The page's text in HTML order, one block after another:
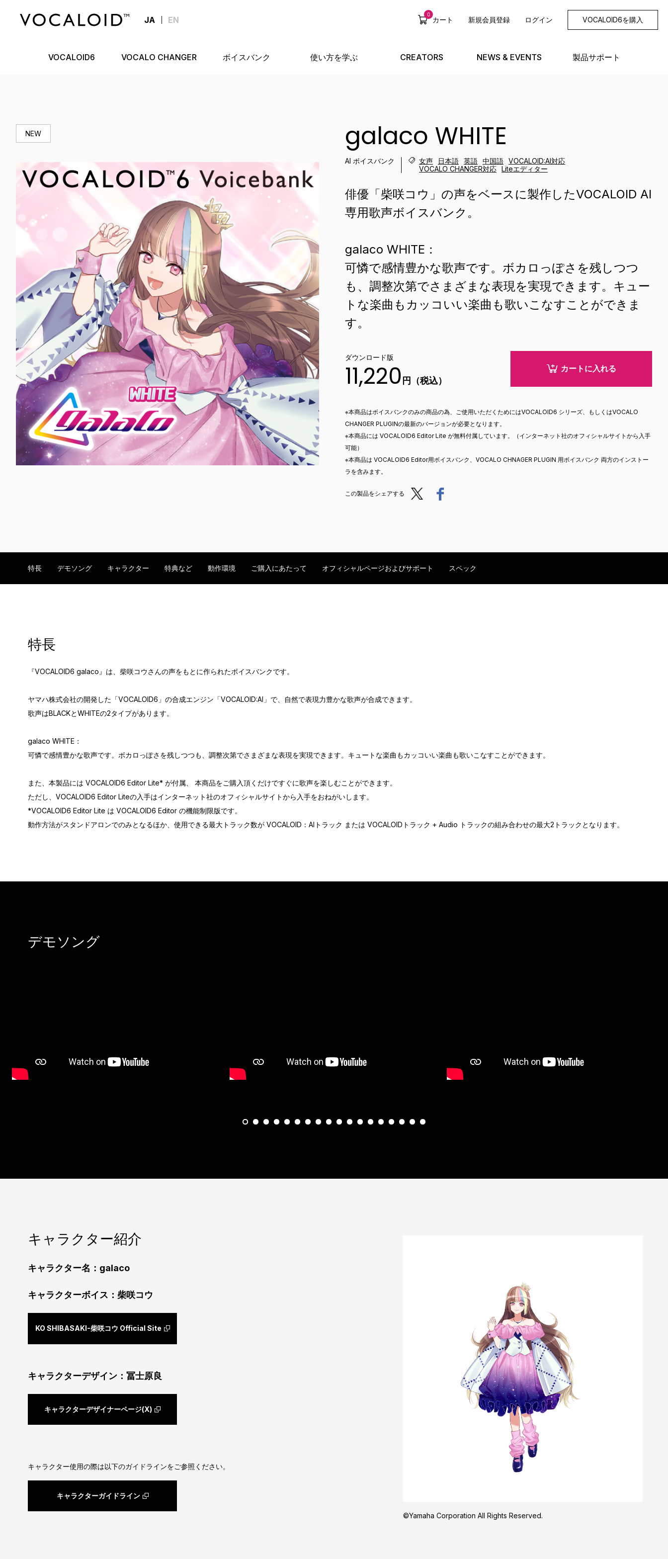
JA EN
0
カート 新規会員登録 ログイン VOCALOID6を購入
VOCALOID6 VOCALO CHANGER ボイスバンク 使い方を学ぶ CREATORS NEWS & EVENTS 製品サポート
NEW galaco WHITE
AI ボイスバンク 女声 日本語 英語 中国語 VOCALOID:AI対応
VOCALO CHANGER対応 Liteエディター
俳優「柴咲コウ」の声をベースに製作したVOCALOID AI
専用歌声ボイスバンク。
galaco WHITE：
可憐で感情豊かな歌声です。ボカロっぽさを残しつつ
も、調整次第でさまざまな表現を実現できます。キュー
トな楽曲もカッコいい楽曲も歌いこなすことができま
す。
ダウンロード版
11,220 円（税込）
カートに入れる
※本商品はボイスバンクのみの商品の為、ご使用いただくためにはVOCALOID6 シリーズ、もしくはVOCALO
CHANGER PLUGINの最新のバージョンが必要となります。
※本商品には VOCALOID6 Editor Lite が無料付属しています。（インターネット社のオフィシャルサイトから入手
可能）
※本商品は VOCALOID6 Editor用ボイスバンク、VOCALO CHNAGER PLUGIN 用ボイスバンク 両方のインストー
ラを含みます。
この製品をシェアする Post
特長 デモソング キャラクター 特典など 動作環境 ご購入にあたって オフィシャルページおよびサポート スペック
特長
『VOCALOID6 galaco』は、柴咲コウさんの声をもとに作られたボイスバンクです。
ヤマハ株式会社の開発した「VOCALOID6」の合成エンジン「VOCALOID:AI」で、自然で表現力豊かな歌声が合成できます。
歌声はBLACKとWHITEの2タイプがあります。
galaco WHITE：
可憐で感情豊かな歌声です。ボカロっぽさを残しつつも、調整次第でさまざまな表現を実現できます。キュートな楽曲もカッコいい楽曲も歌いこなすことができます。
また、本製品には VOCALOID6 Editor Lite* が付属、 本商品をご購入頂くだけですぐに歌声を楽しむことができます。
ただし、VOCALOID6 Editor Liteの入手はインターネット社のオフィシャルサイトから入手をおねがいします。
*VOCALOID6 Editor Lite は VOCALOID6 Editor の機能制限版です。
動作方法がスタンドアロンでのみとなるほか、使用できる最大トラック数が VOCALOID：AIトラック または VOCALOIDトラック + Audio トラックの組み合わせの最大2トラックとなります。
デモソング
キャラクター紹介
キャラクター名：galaco
キャラクターボイス：柴咲コウ
KO SHIBASAKI-柴咲コウ Official Site
キャラクターデザイン：冨士原良
キャラクターデザイナーページ(X)
キャラクター使用の際は以下のガイドラインをご参照ください。
キャラクターガイドライン
©Yamaha Corporation All Rights Reserved.